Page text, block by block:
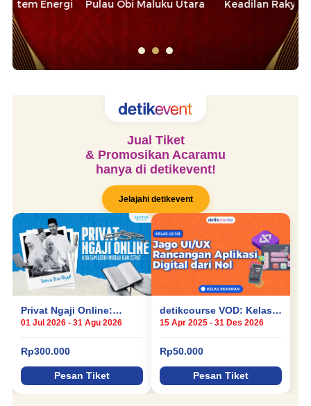
Pulau Obi Maluku Utara
Keadilan Rakyat